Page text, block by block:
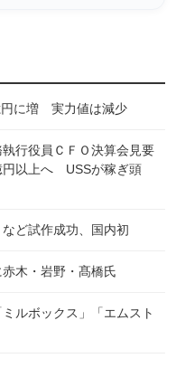
に増 実力値は減少
行役員ＣＦＯ決算会見要
以上へ USSが稼ぎ頭
ど試作成功、国内初
木・岩野・髙橋氏
ルボックス」「エムスト